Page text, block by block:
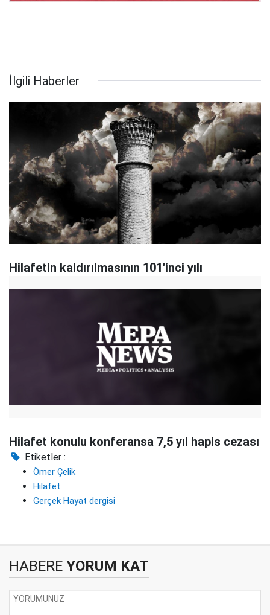
İlgili Haberler
Hilafetin kaldırılmasının 101'inci yılı
Hilafet konulu konferansa 7,5 yıl hapis cezası
Etiketler :
Ömer Çelik
Hilafet
Gerçek Hayat dergisi
HABERE YORUM KAT